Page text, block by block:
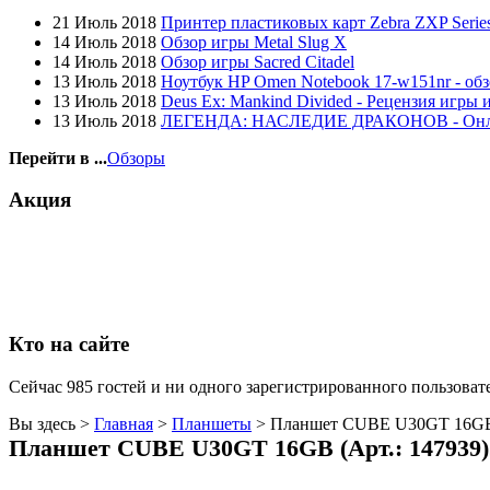
Goclever(8)
Golden field
Grand
Gresso
Hacker
Hp
Htc (1)
Huawei
Logicpower
Majesty
Maxxtro
Microsoft(1)
Modecom
21 Июль 2018 Принтер пластиковых карт Zebra ZXP
14 Июль 2018 Обзор игры Metal Slug X
14 Июль 2018 Обзор игры Sacred Citadel
13 Июль 2018 Ноутбук HP Omen Notebook 17-w151nr -
13 Июль 2018 Deus Ex: Mankind Divided - Рецензия игры
13 Июль 2018 ЛЕГЕНДА: НАСЛЕДИЕ ДРАКОНОВ -
Перейти в ...Обзоры
Акция
Кто на сайте
Сейчас 985 гостей и ни одного зарегистрированного
Вы здесь > Главная > Планшеты > Планшет CUBE U30GT
Планшет CUBE U30GT 16GB (Арт.: